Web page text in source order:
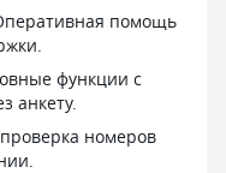
помощь
функции с
анкету.
номеров